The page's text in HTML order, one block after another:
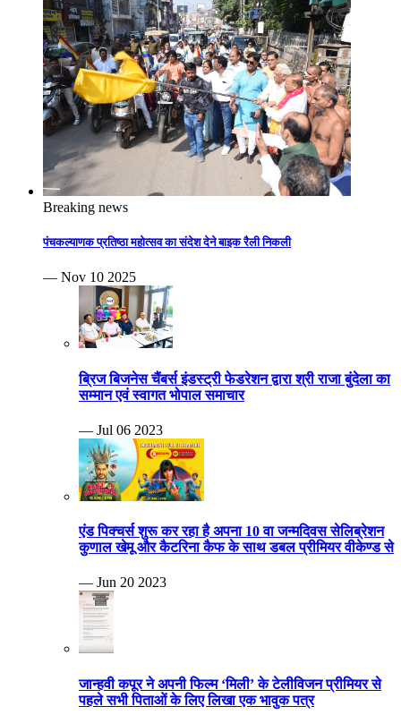
Breaking news
पंचकल्याणक प्रतिष्ठा महोत्सव का संदेश देने बाइक रैली निकली
— Nov 10 2025
ब्रिज बिजनेस चैंबर्स इंडस्ट्री फेडरेशन द्वारा श्री राजा बुंदेला का
सम्मान एवं स्वागत भोपाल समाचार
— Jul 06 2023
एंड पिक्चर्स शुरू कर रहा है अपना 10 वा जन्मदिवस सेलिब्रेशन
कुणाल खेमू और कैटरिना कैफ के साथ डबल प्रीमियर वीकेण्ड से
— Jun 20 2023
जान्हवी कपूर ने अपनी फिल्म ‘मिली’ के टेलीविजन प्रीमियर से
पहले सभी पिताओं के लिए लिखा एक भावुक पत्र